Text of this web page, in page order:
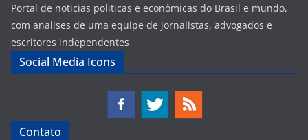
Portal de noticias politicas e econômicas do Brasil e mundo,
com analises de uma equipe de jornalistas, advogados e
escritores independentes
Social Media Icons
Contato